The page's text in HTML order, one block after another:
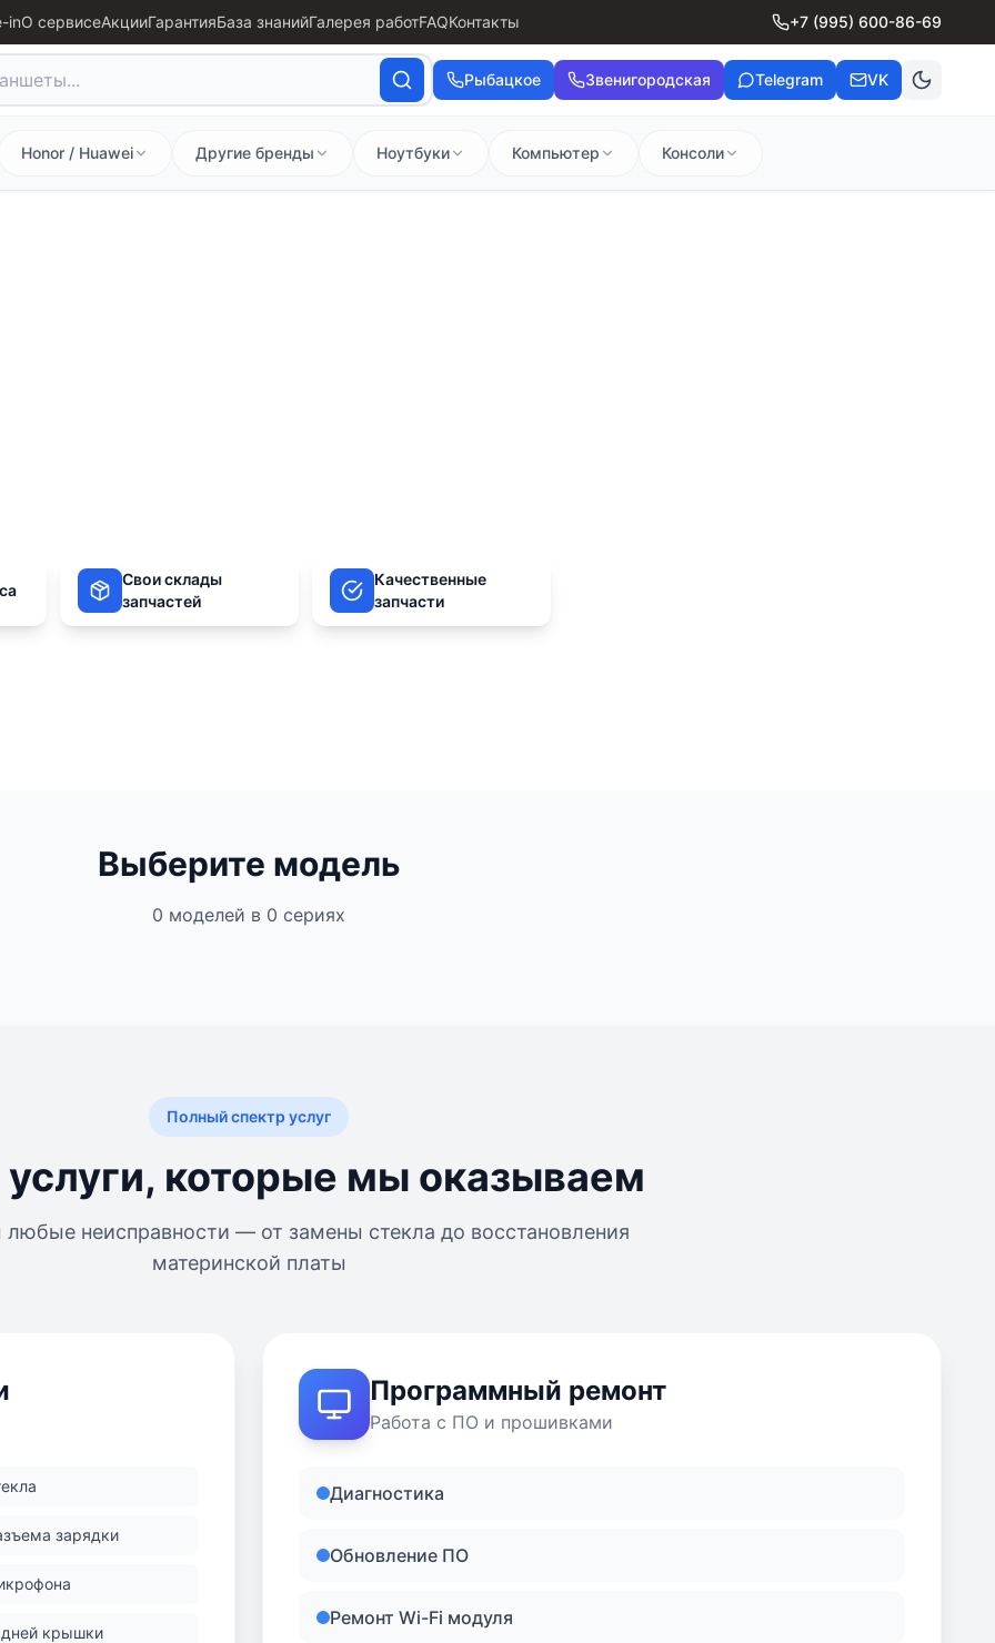
inО сервисеАкцииГарантияБаза знанийГалерея работFAQКонтакты +7 (995) 600-86-69
Рыбацкое Звенигородская Telegram VK
Honor / Huawei Другие бренды Ноутбуки Компьютер Консоли
Свои склады
запчастей
Качественные
запчасти
Выберите модель
0 моделей в 0 сериях
Полный спектр услуг
которые мы оказываем
неисправности — от замены стекла до восстановления
материнской платы
зарядки
крышки
Программный ремонт
Работа с ПО и прошивками
Диагностика
Обновление ПО
Ремонт Wi-Fi модуля